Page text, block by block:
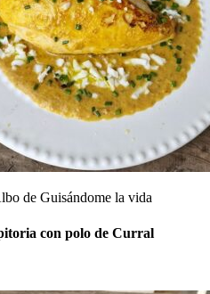
de Guisándome la vida
con polo de Curral